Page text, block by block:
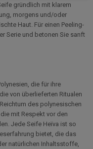
gründlich mit klarem
morgens und/oder
Haut. Für einen Peeling-
Serie und betonen Sie sanft
die für ihre
von überlieferten Ritualen
des polynesischen
mit Respekt vor den
Jede Seife Heïva ist so
bietet, die das
natürlichen Inhaltsstoffe,